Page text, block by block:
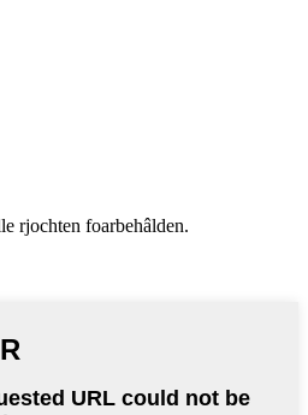
rjochten foarbehâlden.